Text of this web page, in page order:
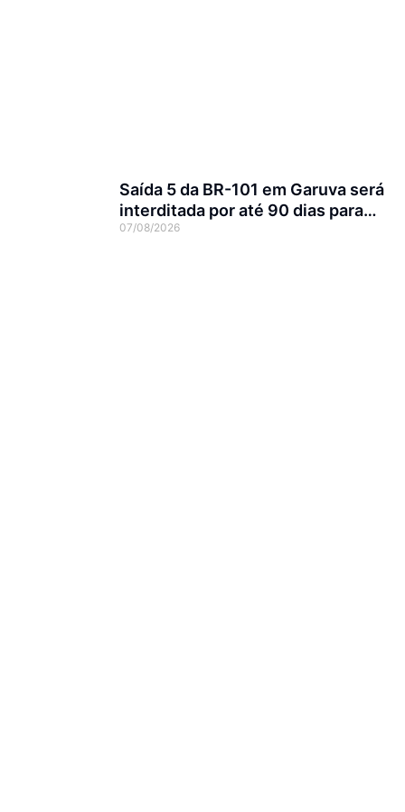
Saída 5 da BR-101 em Garuva será
interditada por até 90 dias para
obras
07/08/2026